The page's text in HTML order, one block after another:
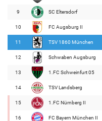
9 SC Eltersdorf
10 FC Augsburg II
11 TSV 1860 München
12 Schwaben Augsburg
13 1.FC Schweinfurt 05
14 TSV Landsberg
15 1.FC Nürnberg II
16 FC Bayern München II